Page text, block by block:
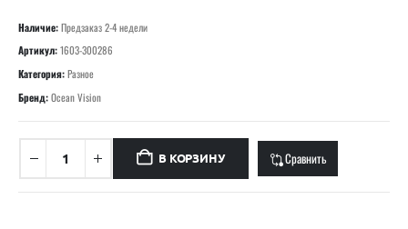
Наличие:Предзаказ 2-4 недели
Артикул:1603-300286
Категория:Разное
Бренд:Ocean Vision
В КОРЗИНУ Сравнить